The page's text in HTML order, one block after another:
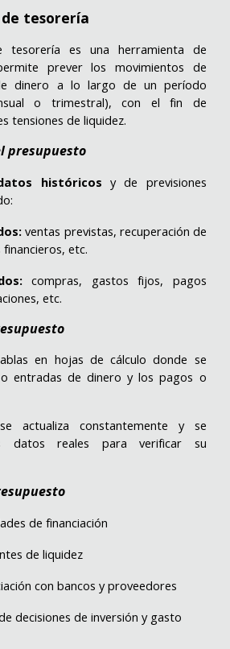
tesorería
tesorería es una herramienta de
prever los movimientos de
dinero a lo largo de un período
o trimestral), con el fin de
tensiones de liquidez.
presupuesto
históricos y de previsiones
ventas previstas, recuperación de
etc.
compras, gastos fijos, pagos
etc.
en hojas de cálculo donde se
entradas de dinero y los pagos o
actualiza constantemente y se
datos reales para verificar su
de financiación
de liquidez
con bancos y proveedores
decisiones de inversión y gasto